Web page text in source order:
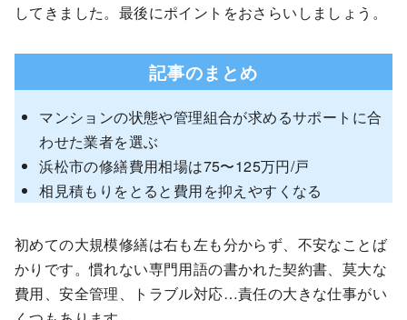
してきました。最後にポイントをおさらいしましょう。
記事のまとめ
マンションの状態や管理組合が求めるサポートに合
わせた業者を選ぶ
浜松市の修繕費用相場は75〜125万円/戸
相見積もりをとると費用を抑えやすくなる
初めての大規模修繕は右も左も分からず、不安なことば
かりです。慣れない専門用語の書かれた契約書、莫大な
費用、安全管理、トラブル対応…責任の大きな仕事がい